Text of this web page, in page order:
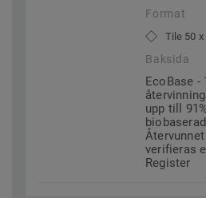
Format
Tile 50 x
Baksida
EcoBase -
upp till
Återvunnet
verifieras
Register